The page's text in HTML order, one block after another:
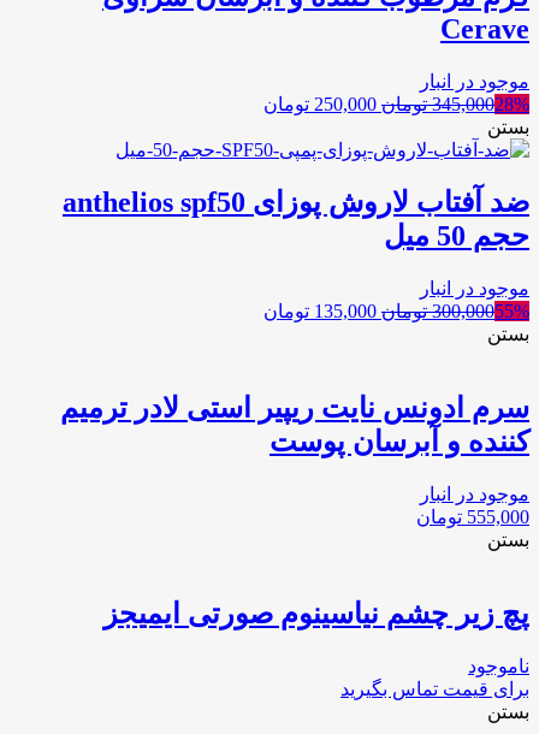
Cerave
موجود در انبار
28%
345,000 تومان 250,000 تومان
بستن
ضد آفتاب لاروش پوزای anthelios spf50
حجم 50 میل
موجود در انبار
55%
300,000 تومان 135,000 تومان
بستن
سرم ادونس نایت ریپیر استی لادر ترمیم
کننده و آبرسان پوست
موجود در انبار
555,000 تومان
بستن
پچ زیر چشم نیاسینوم صورتی ایمیجز
ناموجود
برای قیمت تماس بگیرید
بستن